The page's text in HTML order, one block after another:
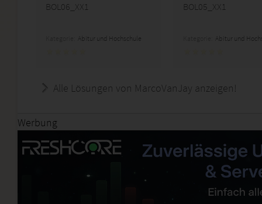
BOL06_XX1
Abitur und Hochschule
BOL05_XX1
Abitur und
Alle Lösungen von MarcoVanJay anzeigen!
Werbung